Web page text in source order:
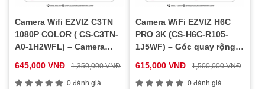
Camera Wifi EZVIZ C3TN
1080P COLOR ( CS-C3TN-
A0-1H2WFL) – Camera
Đêm, Chống Nước IP67
645,000 VNĐ 1,350,000 VNĐ
0 đánh giá
Camera WiFi EZVIZ H6C
PRO 3K (CS-H6C-R105-
1J5WF) – Góc quay rộng
Phát hiện chuyển động AI,
Độ phân giải 3K siêu nét
615,000 VNĐ 1,500,000 VNĐ
0 đánh giá